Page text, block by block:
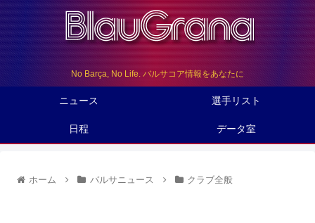
No Barça, No Life. バルサコア情報をあなたに
ニュース 選手リスト
日程 データ室
ホーム バルサニュース クラブ全般